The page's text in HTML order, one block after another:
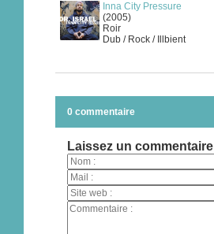
Inna City Pressure
(2005)
Roir
Dub / Rock / Illbient
0 commentaire
Laissez un commentaire